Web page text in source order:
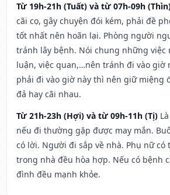
Từ 19h-21h (Tuất) và từ 07h-09h
cãi cọ, gây chuyện đói kém, phải đề
tốt nhất nên hoãn lại. Phòng người
tránh lây bệnh. Nói chung những việc
luận, việc quan,…nên tránh đi vào giờ
phải đi vào giờ này thì nên giữ miệng
đả hay cãi nhau.
Từ 21h-23h (Hợi) và từ 09h-11h (Tị)
nếu đi thường gặp được may mắn.
có lời. Người đi sắp về nhà. Phụ nữ có
trong nhà đều hòa hợp. Nếu có bệnh
đình đều mạnh khỏe.